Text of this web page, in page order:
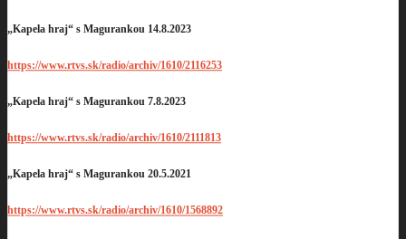
„Kapela hraj“ s Magurankou 14.8.2023
https://www.rtvs.sk/radio/archiv/1610/2116253
„Kapela hraj“ s Magurankou 7.8.2023
https://www.rtvs.sk/radio/archiv/1610/2111813
„Kapela hraj“ s Magurankou 20.5.2021
https://www.rtvs.sk/radio/archiv/1610/1568892